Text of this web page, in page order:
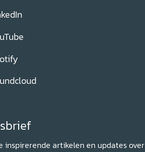
inspirerende artikelen en updates over